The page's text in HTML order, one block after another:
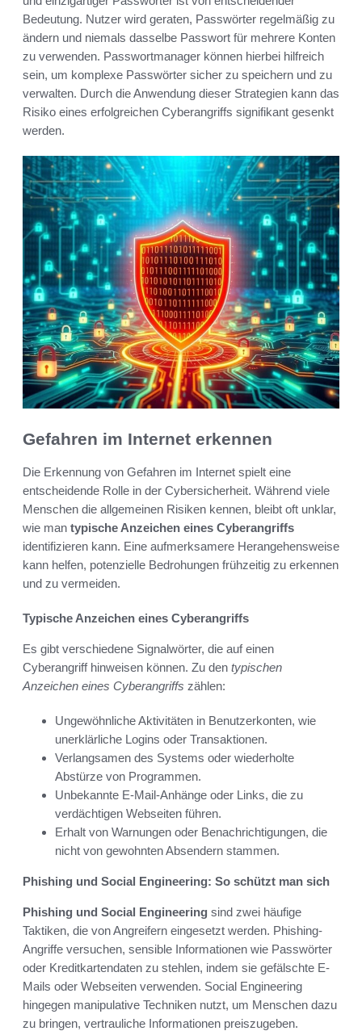
Bedeutung. Nutzer wird geraten, Passwörter regelmäßig zu
ändern und niemals dasselbe Passwort für mehrere Konten
zu verwenden. Passwortmanager können hierbei hilfreich
sein, um komplexe Passwörter sicher zu speichern und zu
verwalten. Durch die Anwendung dieser Strategien kann das
Risiko eines erfolgreichen Cyberangriffs signifikant gesenkt
werden.
Gefahren im Internet erkennen
Die Erkennung von Gefahren im Internet spielt eine
entscheidende Rolle in der Cybersicherheit. Während viele
Menschen die allgemeinen Risiken kennen, bleibt oft unklar,
wie man typische Anzeichen eines Cyberangriffs
identifizieren kann. Eine aufmerksamere Herangehensweise
kann helfen, potenzielle Bedrohungen frühzeitig zu erkennen
und zu vermeiden.
Typische Anzeichen eines Cyberangriffs
Es gibt verschiedene Signalwörter, die auf einen
Cyberangriff hinweisen können. Zu den typischen
Anzeichen eines Cyberangriffs zählen:
Ungewöhnliche Aktivitäten in Benutzerkonten, wie
unerklärliche Logins oder Transaktionen.
Verlangsamen des Systems oder wiederholte
Abstürze von Programmen.
Unbekannte E-Mail-Anhänge oder Links, die zu
verdächtigen Webseiten führen.
Erhalt von Warnungen oder Benachrichtigungen, die
nicht von gewohnten Absendern stammen.
Phishing und Social Engineering: So schützt man sich
Phishing und Social Engineering sind zwei häufige
Taktiken, die von Angreifern eingesetzt werden. Phishing-
Angriffe versuchen, sensible Informationen wie Passwörter
oder Kreditkartendaten zu stehlen, indem sie gefälschte E-
Mails oder Webseiten verwenden. Social Engineering
hingegen manipulative Techniken nutzt, um Menschen dazu
zu bringen, vertrauliche Informationen preiszugeben.